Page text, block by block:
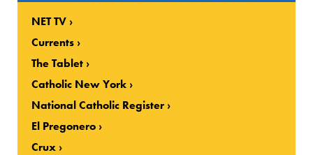
NET TV
Currents
The Tablet
Catholic New York
National Catholic Register
El Pregonero
Crux